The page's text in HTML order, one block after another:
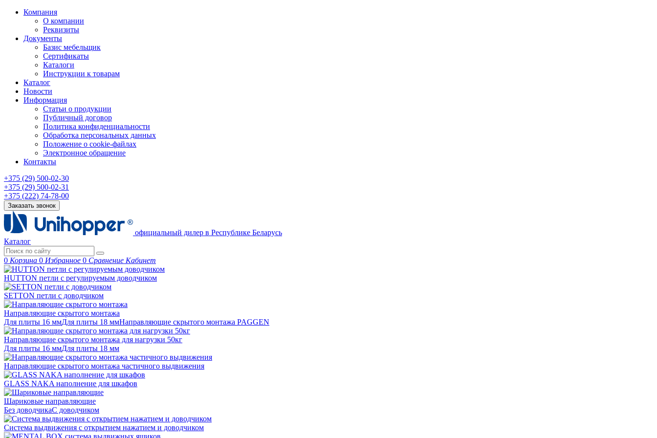
Компания
О компании
Реквизиты
Документы
Базис мебельщик
Сертификаты
Каталоги
Инструкции к товарам
Каталог
Новости
Информация
Статьи о продукции
Публичный договор
Политика конфиденциальности
Обработка персональных данных
Положение о cookie-файлах
Электронное обращение
Контакты
+375 (29) 500-02-30
+375 (29) 500-02-31
+375 (222) 74-78-00
Заказать звонок
официальный дилер в Республике Беларусь
Каталог
0 Корзина 0 Избранное 0 Сравнение Кабинет
HUTTON петли с регулируемым доводчиком
SETTON петли с доводчиком
Направляющие скрытого монтажа
Для плиты 16 ммДля плиты 18 ммНаправляющие скрытого монтажа PAGGEN
Направляющие скрытого монтажа для нагрузки 50кг
Для плиты 16 ммДля плиты 18 мм
Направляющие скрытого монтажа частичного выдвижения
GLASS NAKA наполнение для шкафов
Шариковые направляющие
Без доводчикаС доводчиком
Система выдвижения с открытием нажатием и доводчиком